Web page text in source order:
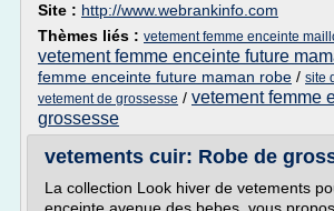
Site : http://www.webrankinfo.com
Thèmes liés : vetement femme enceinte
vetement femme enceinte future
femme enceinte future maman robe / site
vetement de grossesse / vetement femme
grossesse
vetements cuir: Robe de
La collection Look hiver de vetements